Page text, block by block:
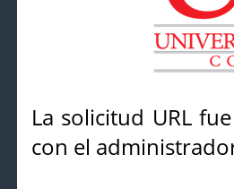
La solicitud URL
con el